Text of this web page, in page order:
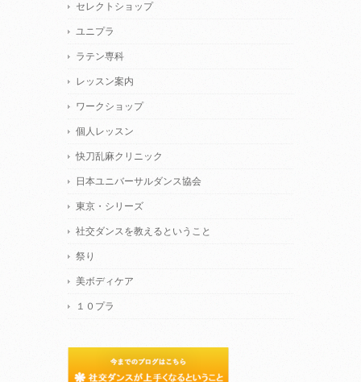
セレクトショップ
ユニプラ
ラテン専科
レッスン案内
ワークショップ
個人レッスン
快刀乱麻クリニック
日本ユニバーサルダンス協会
東京・シリーズ
社交ダンスを教えるということ
祭り
美ボディケア
１０プラ